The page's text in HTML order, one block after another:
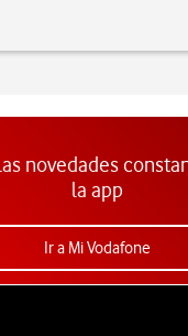
novedades
la app
Ir a Mi Vodafone
redes sociales de